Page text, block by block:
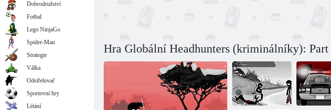
Hra Globální Headhunters (kriminálníky):
Dobrodružství
Fotbal
Lego NinjaGo
Spider-Man
Strategie
Válka
Odstřelovač
Sportovní hry
Létání